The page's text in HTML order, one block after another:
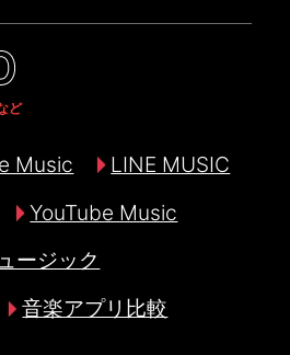
ど
Music
LINE MUSIC
YouTube Music
ージック
音楽アプリ比較